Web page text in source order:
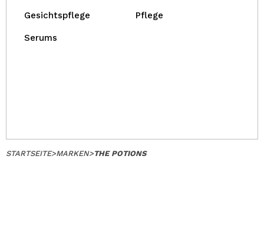
Gesichtspflege Pflege
Serums
STARTSEITE>MARKEN>THE POTIONS